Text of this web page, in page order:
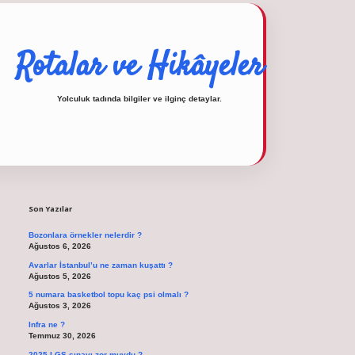
Rotalar ve Hikâyeler
Yolculuk tadında bilgiler ve ilginç detaylar.
Son Yazılar
Bozonlara örnekler nelerdir ?
Ağustos 6, 2026
Avarlar İstanbul’u ne zaman kuşattı ?
Ağustos 5, 2026
5 numara basketbol topu kaç psi olmalı ?
Ağustos 3, 2026
Infra ne ?
Temmuz 30, 2026